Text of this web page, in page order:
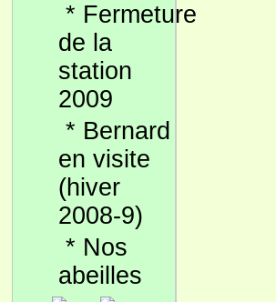
* Fermeture
de la
station
2009
* Bernard
en visite
(hiver
2008-9)
* Nos
abeilles